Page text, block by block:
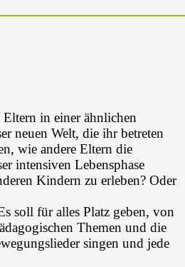
in einer ähnlichen
neuen Welt, die ihr betreten
wie andere Eltern die
intensiven Lebensphase
Kindern zu erleben? Oder
soll für alles Platz geben, von
Themen und die
singen und jede